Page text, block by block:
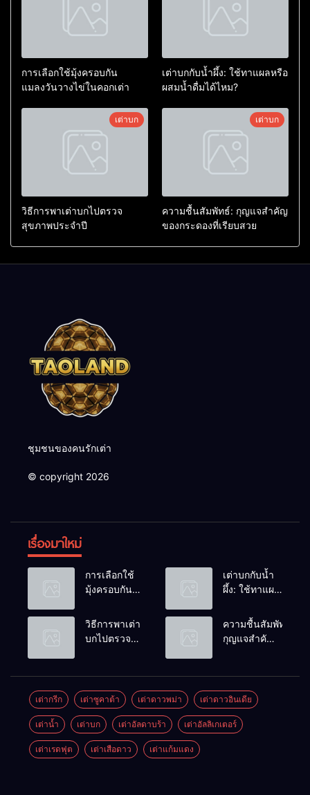
การเลือกใช้มุ้งครอบกัน
แมลงวันวางไข่ในคอกเต่า
เต่าบกกับน้ำผึ้ง: ใช้ทาแผลหรือ
ผสมน้ำดื่มได้ไหม?
เต่าบก
วิธีการพาเต่าบกไปตรวจ
สุขภาพประจำปี
เต่าบก
ความชื้นสัมพัทธ์: กุญแจสำคัญ
ของกระดองที่เรียบสวย
ชุมชนของคนรักเต่า
© copyright 2026
เรื่องมาใหม่
การเลือกใช้
มุ้งครอบกัน
วางไข่ในคอก
เต่า
เต่าบกกับน้ำ
ผึ้ง: ใช้ทาแผล
ดื่มได้ไหม?
วิธีการพาเต่า
บกไปตรวจ
ความชื้นสัมพัทธ์:
กุญแจสำคัญ
เต่ากรีก เต่าซูคาต้า เต่าดาวพม่า เต่าดาวอินเดีย
เต่าน้ำ เต่าบก เต่าอัลดาบร้า เต่าอัลลิเกเตอร์
เต่าเรดฟุต เต่าเสือดาว เต่าแก้มแดง